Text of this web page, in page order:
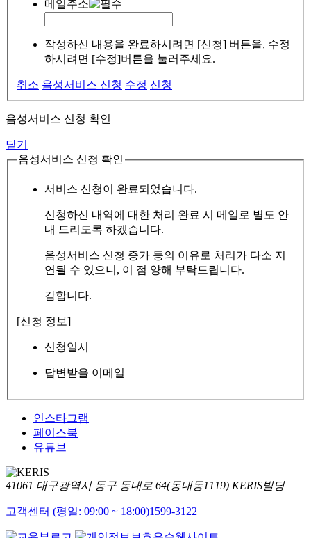
메일주소
작성하신 내용을 완료하시려면 [신청] 버튼을, 수정
하시려면 [수정]버튼을 눌러주세요.
취소 음성서비스 신청 수정 신청
음성서비스 신청 확인
닫기
음성서비스 신청 확인
서비스 신청이 완료되었습니다.
신청하신 내역에 대한 처리 완료 시 메일로 별도 안
내 드리도록 하겠습니다.
음성서비스 신청 증가 등의 이유로 처리가 다소 지
연될 수 있으니, 이 점 양해 부탁드립니다.
감합니다.
[신청 정보]
신청일시
답변받을 이메일
인스타그램
페이스북
유튜브
41061 대구광역시 동구 동내로 64(동내동1119) KERIS빌딩
고객센터 (평일: 09:00 ~ 18:00)1599-3122